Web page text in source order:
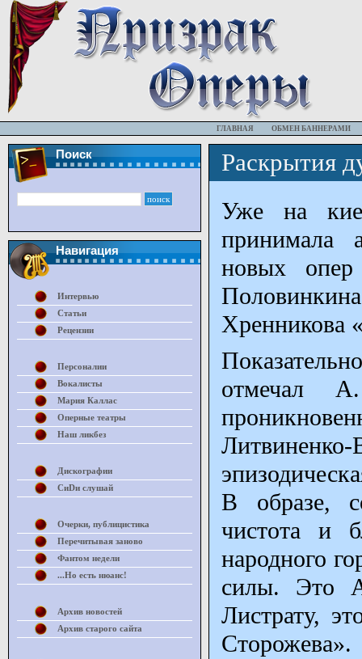
ГЛАВНАЯ ОБМЕН БАННЕРАМИ
Раскрытия
Уже на
принимала
новых опер
Хренникова
отмечал
Литвиненко-
В образе,
чистота и
народного
силы. Это
Листрату,
Сторожева».
Поиск
Навигация
Интервью
Статьи
Рецензии
Персоналии
Вокалисты
Мария Каллас
Оперные театры
Наш ликбез
Дискографии
СиDи слушай
Очерки, публицистика
Перечитывая заново
Фантом недели
...Но есть нюанс!
Архив новостей
Архив старого сайта